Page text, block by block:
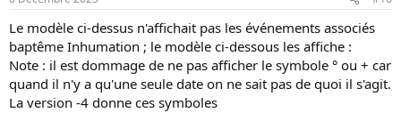
Le modèle ci-dessus n'affichait pas les événements associés
baptême Inhumation ; le modèle ci-dessous les affiche :
Note : il est dommage de ne pas afficher le symbole ° ou + car
quand il n'y a qu'une seule date on ne sait pas de quoi il s'agit.
La version -4 donne ces symboles